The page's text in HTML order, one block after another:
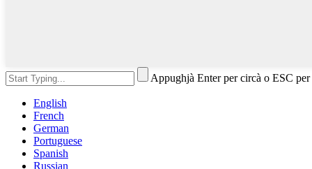
Appughjà Enter per circà o ESC
English
French
German
Portuguese
Spanish
Russian